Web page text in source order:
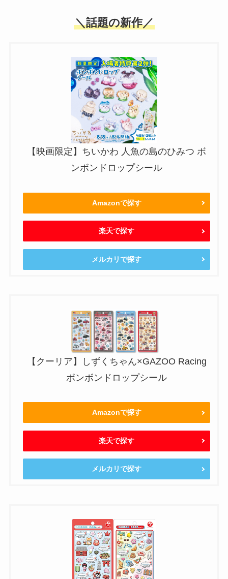
＼話題の新作／
【映画限定】ちいかわ 人魚の島のひみつ ボ
ンボンドロップシール
Amazonで探す
楽天で探す
メルカリで探す
【クーリア】しずくちゃん×GAZOO Racing
ボンボンドロップシール
Amazonで探す
楽天で探す
メルカリで探す